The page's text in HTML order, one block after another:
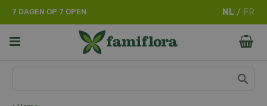
7 DAGEN OP 7 OPEN